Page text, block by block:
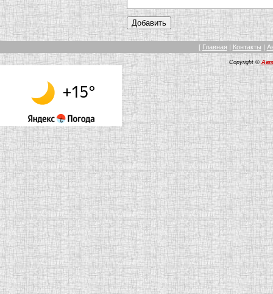
[ Главная | Контакты |
Copyright ©